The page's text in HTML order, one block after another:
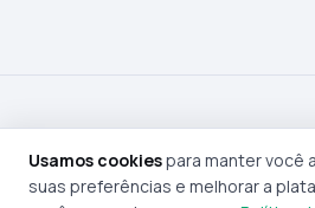
vende online
Usamos cookiespara manter você
suas preferências e melhorar a